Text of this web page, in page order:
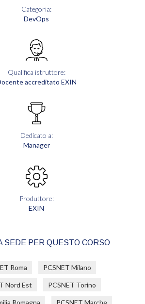
Categoria:
DevOps
Qualifica istruttore:
accreditato EXIN
Dedicato a:
Manager
Produttore:
EXIN
SEDE PER QUESTO CORSO
Roma PCSNET Milano
Nord Est PCSNET Torino
Romagna PCSNET Marche